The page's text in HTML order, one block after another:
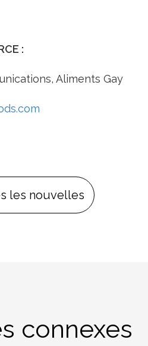
:
Aliments Gay
les nouvelles
connexes